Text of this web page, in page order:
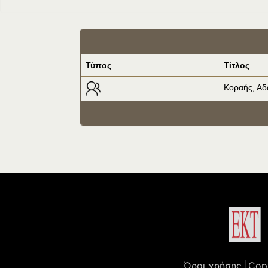
Τύπος Τίτλος
Κοραής,